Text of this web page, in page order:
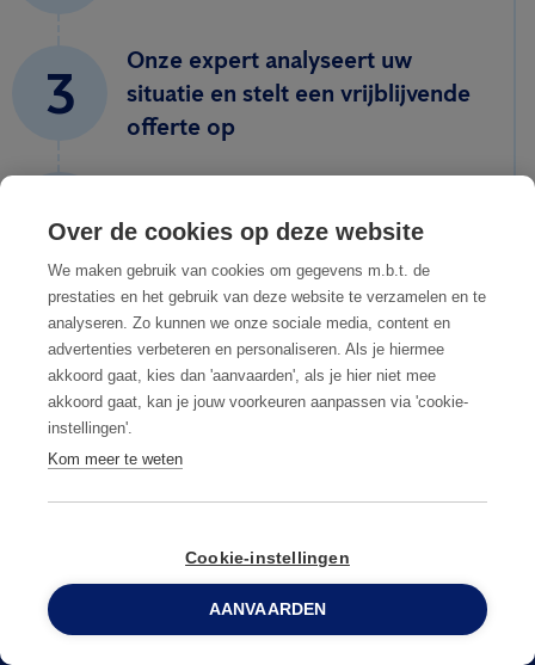
3
Onze expert analyseert uw
situatie en stelt een vrijblijvende
offerte op
4 U gaat op ons voorstel in
5 U bent ongediertevrij
0800 96 900
Over de cookies op deze website
We maken gebruik van cookies om gegevens m.b.t. de
prestaties en het gebruik van deze website te verzamelen en te
analyseren. Zo kunnen we onze sociale media, content en
advertenties verbeteren en personaliseren. Als je hiermee
akkoord gaat, kies dan 'aanvaarden', als je hier niet mee
akkoord gaat, kan je jouw voorkeuren aanpassen via 'cookie-
instellingen'.
Kom meer te weten
Cookie-instellingen
AANVAARDEN